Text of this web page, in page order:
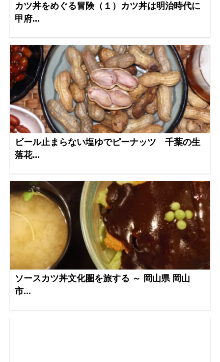
カツ丼をめぐる冒険（１）カツ丼は明治時代に
甲府...
ビール止まらない塩ゆでピーナッツ 千葉の生
落花...
ソースカツ丼文化圏を旅する ～ 岡山県 岡山
市...